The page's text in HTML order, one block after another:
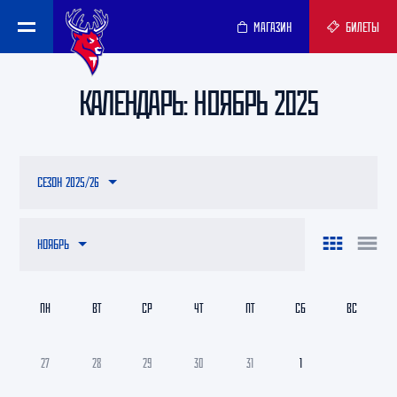
МАГАЗИН БИЛЕТЫ
КАЛЕНДАРЬ: НОЯБРЬ 2025
НОЯБРЬ
СЕЗОН 2025/26
27 28 29 30 31 1
ПН ВТ СР ЧТ ПТ СБ ВС